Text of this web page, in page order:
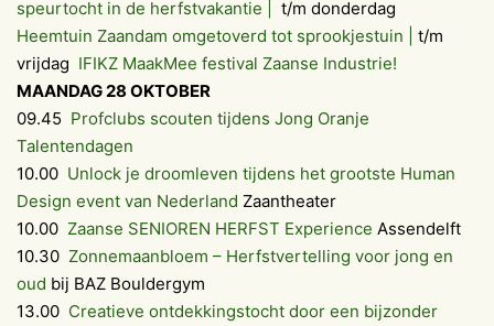
speurtocht in de herfstvakantie | t/m donderdag
Heemtuin Zaandam omgetoverd tot sprookjestuin | t/m
vrijdag IFIKZ MaakMee festival Zaanse Industrie!
MAANDAG 28 OKTOBER
09.45 Profclubs scouten tijdens Jong Oranje
Talentendagen
10.00 Unlock je droomleven tijdens het grootste Human
Design event van Nederland Zaantheater
10.00 Zaanse SENIOREN HERFST Experience Assendelft
10.30 Zonnemaanbloem – Herfstvertelling voor jong en
oud bij BAZ Bouldergym
13.00 Creatieve ontdekkingstocht door een bijzonder